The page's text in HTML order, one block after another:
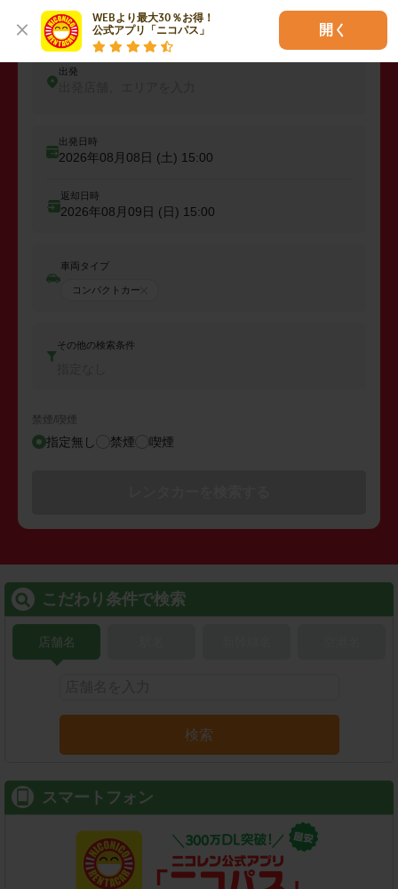
WEBより最大30％お得！
公式アプリ「ニコパス」
開く
レンタカーを予約しよう
出発
出発日時
2026年08月08日 (土) 15:00
返却日時
2026年08月09日 (日) 15:00
車両タイプ
コンパクトカー
その他の検索条件
禁煙/喫煙
指定無し 禁煙 喫煙
こだわり条件で検索
店舗名
検索
スマートフォン